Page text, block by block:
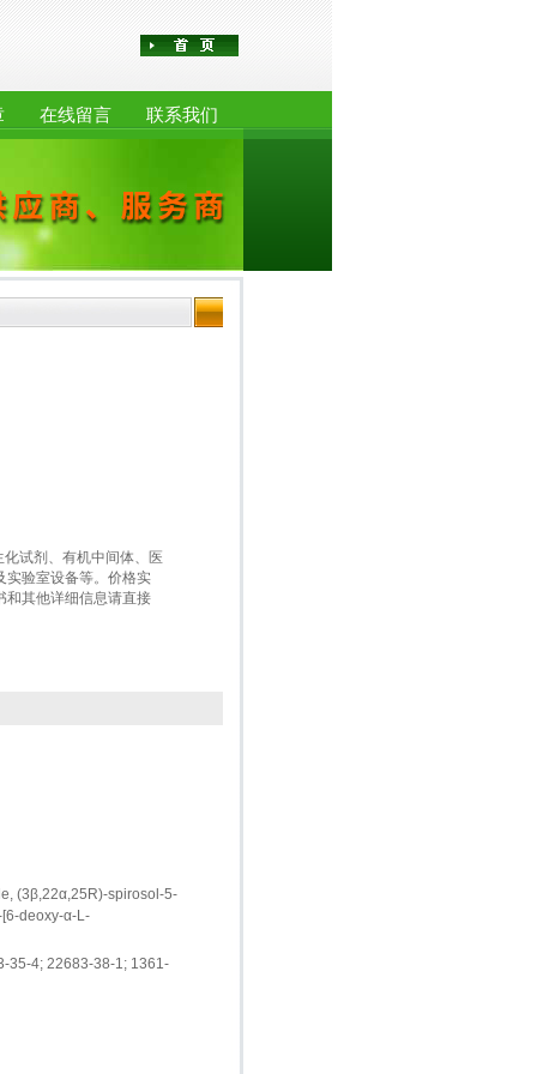
在线留言 联系我们
试剂、有机中间体、医
实验室设备等。价格实
和其他详细信息请直接
(3β,22α,25R)-spirosol-5-
deoxy-α-L-
35-4; 22683-38-1; 1361-